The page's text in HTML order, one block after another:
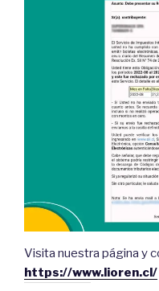
Visita nuestra página y
https://www.lioren.cl/